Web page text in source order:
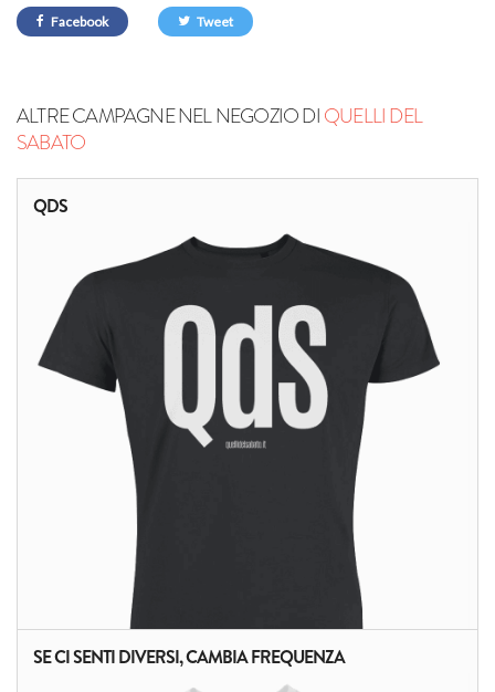
Facebook Tweet
ALTRE CAMPAGNE NEL NEGOZIO DIQUELLI DEL
SABATO
QDS
SE CI SENTI DIVERSI, CAMBIA FREQUENZA